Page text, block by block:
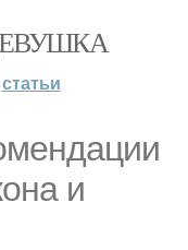
статьи
и